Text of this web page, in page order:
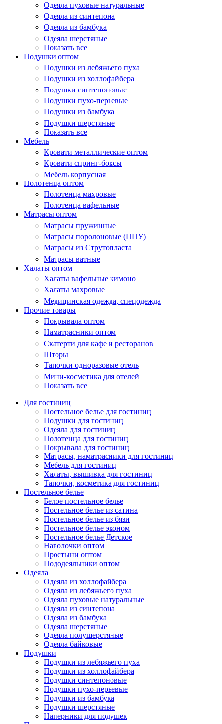
Одеяла пуховые натуральные
Одеяла из синтепона
Одеяла из бамбука
Одеяла шерстяные
Показать все
Подушки оптом
Подушки из лебяжьего пуха
Подушки из холлофайбера
Подушки синтепоновые
Подушки пухо-перьевые
Подушки из бамбука
Подушки шерстяные
Показать все
Мебель
Кровати металлические оптом
Кровати спринг-боксы
Мебель корпусная
Полотенца оптом
Полотенца махровые
Полотенца вафельные
Матрасы оптом
Матрасы пружинные
Матрасы поролоновые (ППУ)
Матрасы из Струтопласта
Матрасы ватные
Халаты оптом
Халаты вафельные кимоно
Халаты махровые
Медицинская одежда, спецодежда
Прочие товары
Покрывала оптом
Наматрасники оптом
Скатерти для кафе и ресторанов
Шторы
Тапочки одноразовые отель
Мини-косметика для отелей
Показать все
Для гостиниц
Постельное белье для гостиниц
Подушки для гостиниц
Одеяла для гостиниц
Полотенца для гостиниц
Покрывала для гостиниц
Матрасы, наматрасники для гостиниц
Мебель для гостиниц
Халаты, вышивка для гостиниц
Тапочки, косметика для гостиниц
Постельное белье
Белое постельное белье
Постельное белье из сатина
Постельное белье из бязи
Постельное белье эконом
Постельное белье Детское
Наволочки оптом
Простыни оптом
Пододеяльники оптом
Одеяла
Одеяла из холлофайбера
Одеяла из лебяжьего пуха
Одеяла пуховые натуральные
Одеяла из синтепона
Одеяла из бамбука
Одеяла шерстяные
Одеяла полушерстяные
Одеяла байковые
Подушки
Подушки из лебяжьего пуха
Подушки из холлофайбера
Подушки синтепоновые
Подушки пухо-перьевые
Подушки из бамбука
Подушки шерстяные
Наперники для подушек